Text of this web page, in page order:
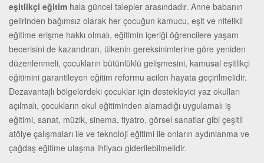
eşitlikçi eğitim hala güncel talepler arasındadır. Anne babanın
gelirinden bağımsız olarak her çocuğun kamucu, eşit ve nitelikli
eğitime erişme hakkı olmalı, eğitimin içeriği öğrencilere yaşam
becerisini de kazandıran, ülkenin gereksinimlerine göre yeniden
düzenlenmeli, çocukların bütünlüklü gelişmesini, kamusal eşitlikçi
eğitimini garantileyen eğitim reformu acilen hayata geçirilmelidir.
Dezavantajlı bölgelerdeki çocuklar için destekleyici yaz okulları
açılmalı, çocukların okul eğitiminden alamadığı uygulamalı iş
eğitimi, sanat, müzik, sinema, tiyatro, görsel sanatlar gibi çeşitli
atölye çalışmaları ile ve teknoloji eğitimi ile onların aydınlanma ve
çağdaş eğitime ulaşma ihtiyacı giderilebilmelidir.